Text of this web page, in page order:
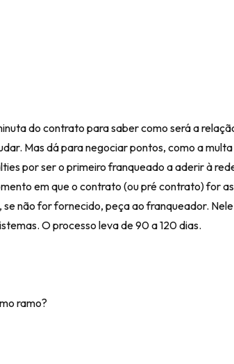
do contrato para saber como será a
Mas dá para negociar pontos, como a
por ser o primeiro franqueado a aderir à
em que o contrato (ou pré contrato) for
não for fornecido, peça ao franqueador.
O processo leva de 90 a 120 dias.
ramo?